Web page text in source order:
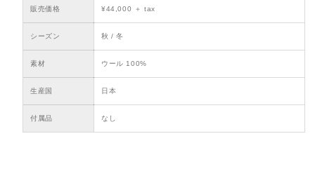
販売価格 ¥44,000 ＋ tax
シーズン 秋 / 冬
素材 ウール 100%
生産国 日本
付属品 なし